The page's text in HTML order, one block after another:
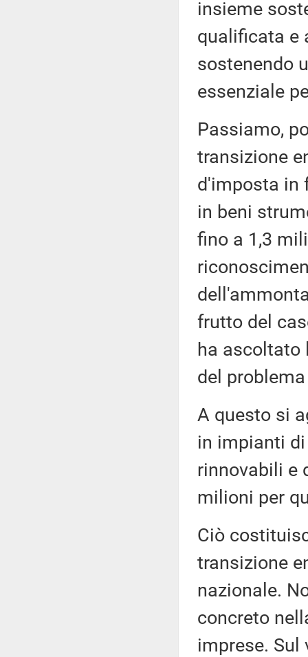
insieme
qualificata e
sostenendo
essenziale
Passiamo,
transizione
d'imposta in
in beni
fino a 1,3
frutto del
ha ascoltato
del
A questo si
in impianti
rinnovabili e
milioni per
Ciò
transizione
nazionale.
concreto
imprese.